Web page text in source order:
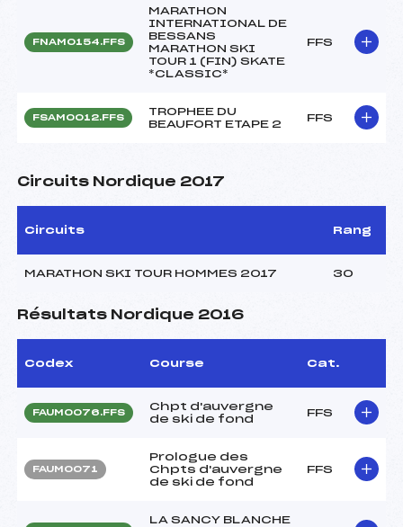
FNAM0154.FFS
MARATHON
INTERNATIONAL DE
BESSANS
MARATHON SKI
TOUR 1 (FIN) SKATE
*CLASSIC*
FFS
FSAM0012.FFS
TROPHEE DU
BEAUFORT ETAPE 2
FFS
Circuits Nordique 2017
Circuits Rang
MARATHON SKI TOUR HOMMES 2017 30
Résultats Nordique 2016
Codex Course Cat.
FAUM0076.FFS
Chpt d'auvergne
de ski de fond
FFS
FAUM0071
Prologue des
Chpts d'auvergne
de ski de fond
FFS
LA SANCY BLANCHE